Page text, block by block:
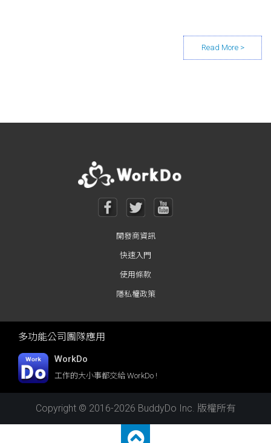
Posts navigation
開發商資訊
快速入門
使用條款
隱私權政策
多功能公司團隊應用
WorkDo
工作的大小事都交給 WorkDo !
Copyright © 2016-2026 BuddyDo Inc. 版權所有